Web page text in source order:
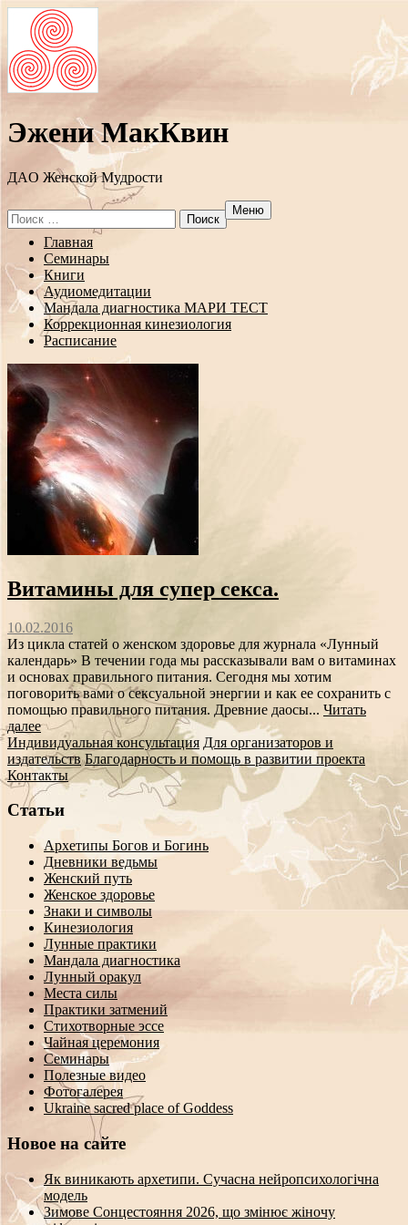
Эжени МакКвин
ДAO Женской Мудрости
Search
for:
Меню
Перейти
содержанию
Главная
Семинары
Книги
Аудиомедитации
Мандала диагностика МАРИ ТЕСТ
Коррекционная кинезиология
Расписание
Витамины для супер секса.
10.02.2016
Из цикла статей о женском здоровье для журнала «Лунный
календарь» В течении года мы рассказывали вам о витаминах
и основах правильного питания. Сегодня мы хотим
поговорить вами о сексуальной энергии и как ее сохранить с
помощью правильного питания. Древние даосы... Читать
далее
Индивидуальная консультация Для организаторов и
издательств Благодарность и помощь в развитии проекта
Контакты
Статьи
Архетипы Богов и Богинь
Дневники ведьмы
Женский путь
Женское здоровье
Знаки и символы
Кинезиология
Лунные практики
Мандала диагностика
Лунный оракул
Места силы
Практики затмений
Стихотворные эссе
Чайная церемония
Семинары
Полезные видео
Фотогалерея
Ukraine sacred place of Goddess
Новое на сайте
Як виникають архетипи. Сучасна нейропсихологічна
модель
Зимове Сонцестояння 2026, що змінює жіночу